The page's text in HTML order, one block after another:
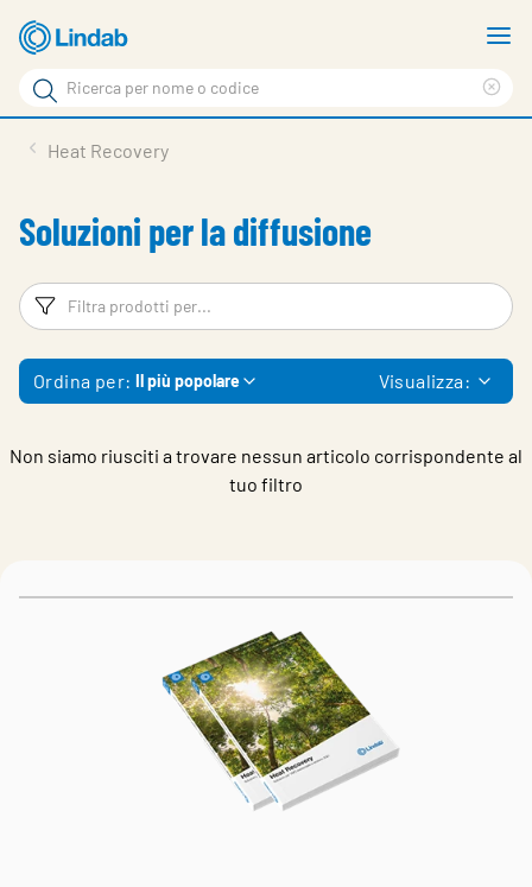
Vai
contenuto
principale
Cerca
Cerca
Soluzioni
Downloads
Strumenti
Contatti
Heat Recovery
Soluzioni per la diffusione
Filtri
Ordina per: Il più popolare Visualizza:
Non siamo riusciti a trovare nessun articolo corrispondente al
tuo filtro